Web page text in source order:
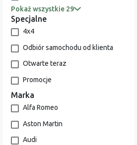
Pokaż wszystkie 29
Specjalne
4x4
Odbiór samochodu od klienta
Otwarte teraz
Promocje
Marka
Alfa Romeo
Aston Martin
Audi